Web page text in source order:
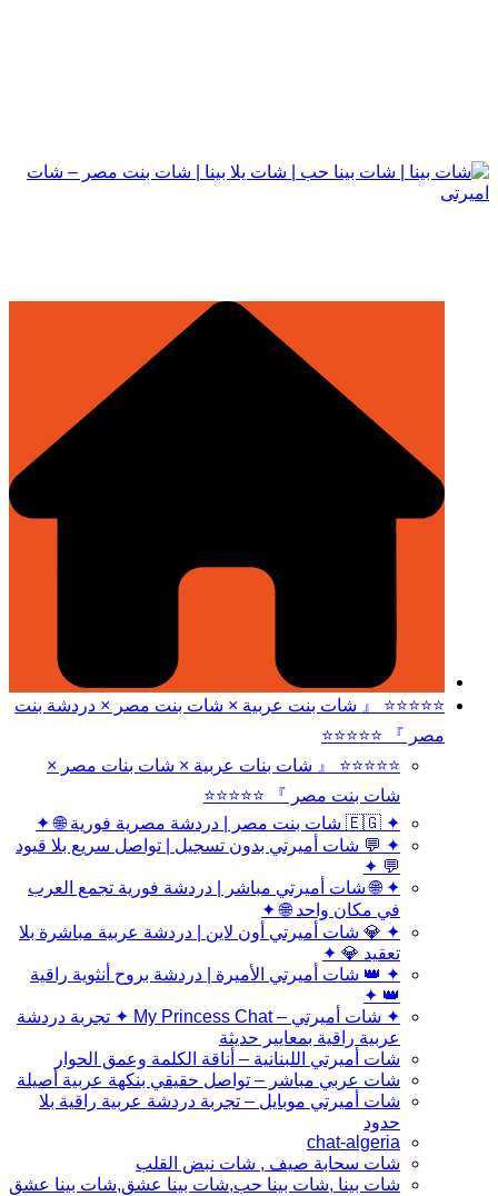
التجاوز
إلى
⭐⭐⭐⭐⭐ 『 شات بنت عربية × شات بنت مصر × دردشة بنت
مصر 』 ⭐⭐⭐⭐⭐
⭐⭐⭐⭐⭐ 『 شات بنات عربية × شات بنات مصر ×
شات بنت مصر 』 ⭐⭐⭐⭐⭐
✦ 🇪🇬 شات بنت مصر | دردشة مصرية فورية 🌐 ✦
✦ 💬 شات أميرتي بدون تسجيل | تواصل سريع بلا قيود
💬 ✦
✦ 🌐 شات أميرتي مباشر | دردشة فورية تجمع العرب
في مكان واحد 🌐 ✦
✦ 💎 شات أميرتي أون لاين | دردشة عربية مباشرة بلا
تعقيد 💎 ✦
✦ 👑 شات أميرتي الأميرة | دردشة بروح أنثوية راقية
👑 ✦
✦ شات أميرتي – My Princess Chat ✦ تجربة دردشة
عربية راقية بمعايير حديثة
شات أميرتي اللبنانية – أناقة الكلمة وعمق الحوار
شات عربي مباشر – تواصل حقيقي بنكهة عربية أصيلة
شات أميرتي موبايل – تجربة دردشة عربية راقية بلا
حدود
chat-algeria
شات سحابة صيف , شات نبض القلب
شات بينا ,شات بينا حب,شات بينا عشق,شات بينا عشق